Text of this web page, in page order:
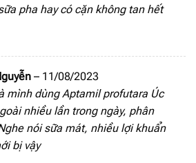
pha hay có cặn không tan hết
– 11/08/2023
mình dùng Aptamil profutara Úc
nhiều lần trong ngày, phân
nói sữa mát, nhiều lợi khuẩn
bị vậy